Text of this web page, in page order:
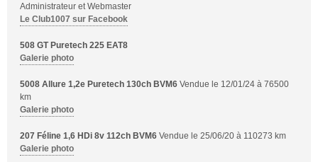
Administrateur et Webmaster
Le Club1007 sur Facebook
508 GT Puretech 225 EAT8
Galerie photo
5008 Allure 1,2e Puretech 130ch BVM6 Vendue le 12/01/24 à 76500
km
Galerie photo
207 Féline 1,6 HDi 8v 112ch BVM6 Vendue le 25/06/20 à 110273 km
Galerie photo